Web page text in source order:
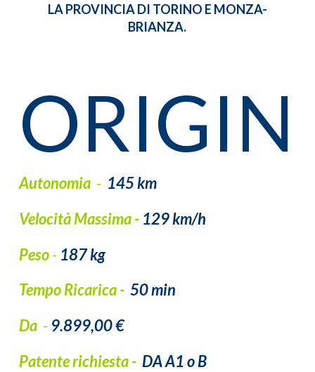
LA PROVINCIA DI TORINO E MONZA-
BRIANZA.
ORIGIN
Autonomia- 145 km
Velocità Massima - 129 km/h
Peso- 187 kg
Tempo Ricarica - 50 min
Da- 9.899,00 €
Patente richiesta - DAA1 o B